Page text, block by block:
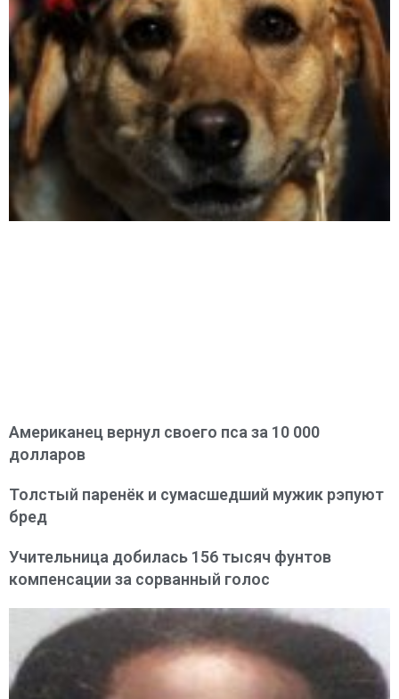
Американец вернул своего пса за 10 000
долларов
Толстый паренёк и сумасшедший мужик рэпуют
бред
Учительница добилась 156 тысяч фунтов
компенсации за сорванный голос